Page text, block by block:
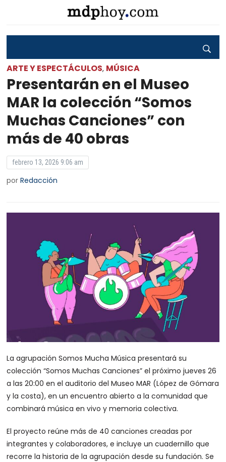
ARTE Y ESPECTÁCULOS, MÚSICA
Presentarán en el Museo
MAR la colección “Somos
Muchas Canciones” con
más de 40 obras
febrero 13, 2026 9:06 am
porRedacción
La agrupación Somos Mucha Música presentará su
colección “Somos Muchas Canciones” el próximo jueves 26
a las 20:00 en el auditorio del Museo MAR (López de Gómara
y la costa), en un encuentro abierto a la comunidad que
combinará música en vivo y memoria colectiva.
El proyecto reúne más de 40 canciones creadas por
integrantes y colaboradores, e incluye un cuadernillo que
recorre la historia de la agrupación desde su fundación. Se